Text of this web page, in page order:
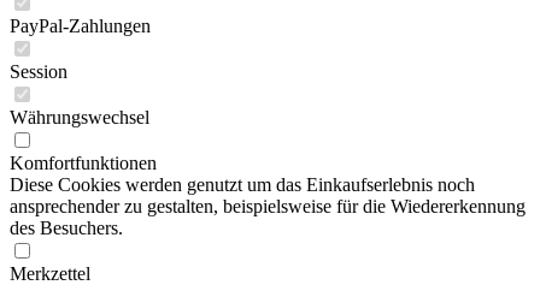
PayPal-Zahlungen
Session
Währungswechsel
Komfortfunktionen
Diese Cookies werden genutzt um das Einkaufserlebnis noch
ansprechender zu gestalten, beispielsweise für die Wiedererkennung
des Besuchers.
Merkzettel